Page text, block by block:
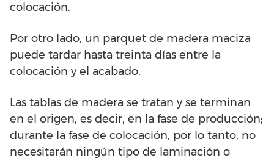
colocación.
Por otro lado, un parquet de madera maciza
puede tardar hasta treinta días entre la
colocación y el acabado.
Las tablas de madera se tratan y se terminan
en el origen, es decir, en la fase de producción;
durante la fase de colocación, por lo tanto, no
necesitarán ningún tipo de laminación o